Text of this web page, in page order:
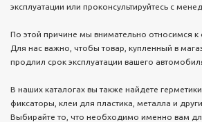
эксплуатации или проконсультируйтесь с
По этой причине мы внимательно относимся к
Для нас важно, чтобы товар, купленный в
продлил срок эксплуатации вашего
В наших каталогах вы также найдете
фиксаторы, клеи для пластика, металла и
Выбирайте то, что необходимо именно вам